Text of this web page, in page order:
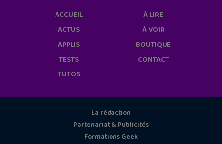
ACCUEIL
ACTUS
APPLIS
TESTS
TUTOS
À LIRE
À VOIR
BOUTIQUE
CONTACT
La rédaction
Partenariat & Publicités
Formations Geek